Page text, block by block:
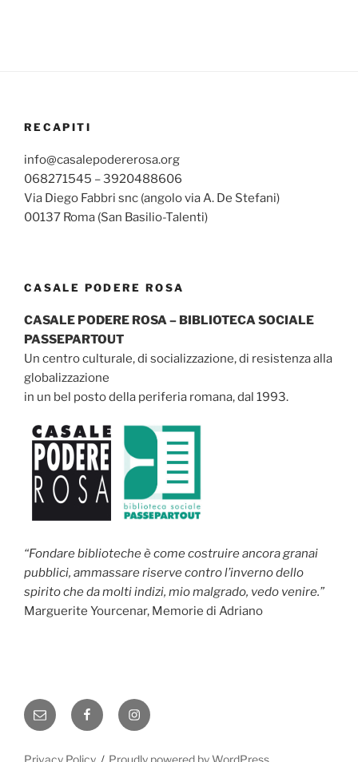
RECAPITI
info@casalepodererosa.org
068271545 – 3920488606
Via Diego Fabbri snc (angolo via A. De Stefani)
00137 Roma (San Basilio-Talenti)
CASALE PODERE ROSA
CASALE PODERE ROSA – BIBLIOTECA SOCIALE
PASSEPARTOUT
Un centro culturale, di socializzazione, di resistenza alla
globalizzazione
in un bel posto della periferia romana, dal 1993.
“Fondare biblioteche è come costruire ancora granai
pubblici, ammassare riserve contro l’inverno dello
spirito che da molti indizi, mio malgrado, vedo venire.”
Marguerite Yourcenar, Memorie di Adriano
Email FacebookInstagram
Privacy Policy Proudly powered by WordPress